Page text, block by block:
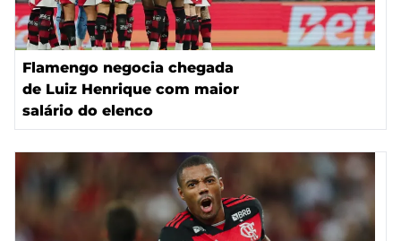
Flamengo negocia chegada
de Luiz Henrique com maior
salário do elenco